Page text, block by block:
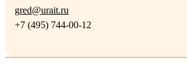
gred@urait.ru
+7 (495) 744-00-12